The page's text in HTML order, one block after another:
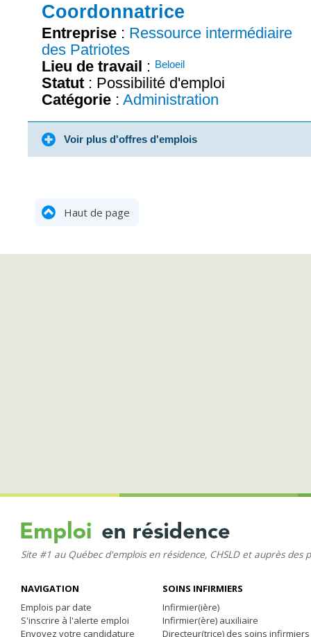
Coordonnatrice
Entreprise : Ressource intermédiaire
des Patriotes
Lieu de travail : Beloeil
Statut : Possibilité d'emploi
Catégorie : Administration
Voir plus d'offres d'emplois
Haut de page
Site #1 au Québec d'emplois en résidence, CHSLD et auprès des
NAVIGATION
Emplois par date
S'inscrire à l'alerte emploi
Envoyez votre candidature
SOINS INFIRMIERS
Infirmier(ière)
Infirmier(ère) auxiliaire
Directeur(trice) des soins infirmiers